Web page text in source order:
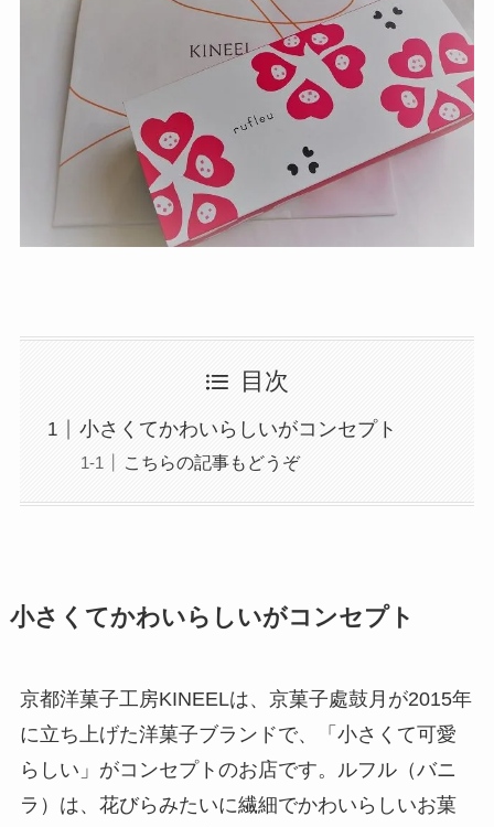
目次
小さくてかわいらしいがコンセプト
こちらの記事もどうぞ
小さくてかわいらしいがコンセプト
京都洋菓子工房KINEELは、京菓子處鼓月が2015年
に立ち上げた洋菓子ブランドで、「小さくて可愛
らしい」がコンセプトのお店です。ルフル（バニ
ラ）は、花びらみたいに繊細でかわいらしいお菓